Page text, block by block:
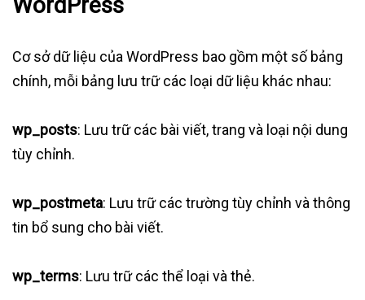
WordPress
Cơ sở dữ liệu của WordPress bao gồm một số bảng
chính, mỗi bảng lưu trữ các loại dữ liệu khác nhau:
wp_posts: Lưu trữ các bài viết, trang và loại nội dung
tùy chỉnh.
wp_postmeta: Lưu trữ các trường tùy chỉnh và thông
tin bổ sung cho bài viết.
wp_terms: Lưu trữ các thể loại và thẻ.